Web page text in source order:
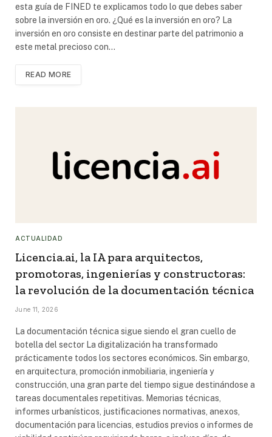
esta guía de FINED te explicamos todo lo que debes saber
sobre la inversión en oro. ¿Qué es la inversión en oro? La
inversión en oro consiste en destinar parte del patrimonio a
este metal precioso con…
READ MORE
ACTUALIDAD
Licencia.ai, la IA para arquitectos,
promotoras, ingenierías y constructoras:
la revolución de la documentación técnica
June 11, 2026
La documentación técnica sigue siendo el gran cuello de
botella del sector La digitalización ha transformado
prácticamente todos los sectores económicos. Sin embargo,
en arquitectura, promoción inmobiliaria, ingeniería y
construcción, una gran parte del tiempo sigue destinándose a
tareas documentales repetitivas. Memorias técnicas,
informes urbanísticos, justificaciones normativas, anexos,
documentación para licencias, estudios previos o informes de